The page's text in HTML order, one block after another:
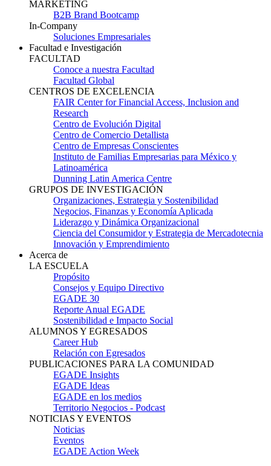
MARKETING
B2B Brand Bootcamp
In-Company
Soluciones Empresariales
Facultad e Investigación
FACULTAD
Conoce a nuestra Facultad
Facultad Global
CENTROS DE EXCELENCIA
FAIR Center for Financial Access, Inclusion and
Research
Centro de Evolución Digital
Centro de Comercio Detallista
Centro de Empresas Conscientes
Instituto de Familias Empresarias para México y
Latinoamérica
Dunning Latin America Centre
GRUPOS DE INVESTIGACIÓN
Organizaciones, Estrategia y Sostenibilidad
Negocios, Finanzas y Economía Aplicada
Liderazgo y Dinámica Organizacional
Ciencia del Consumidor y Estrategia de Mercadotecnia
Innovación y Emprendimiento
Acerca de
LA ESCUELA
Propósito
Consejos y Equipo Directivo
EGADE 30
Reporte Anual EGADE
Sostenibilidad e Impacto Social
ALUMNOS Y EGRESADOS
Career Hub
Relación con Egresados
PUBLICACIONES PARA LA COMUNIDAD
EGADE Insights
EGADE Ideas
EGADE en los medios
Territorio Negocios - Podcast
NOTICIAS Y EVENTOS
Noticias
Eventos
EGADE Action Week